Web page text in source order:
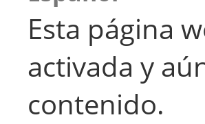
Esta página
activada y
contenido.